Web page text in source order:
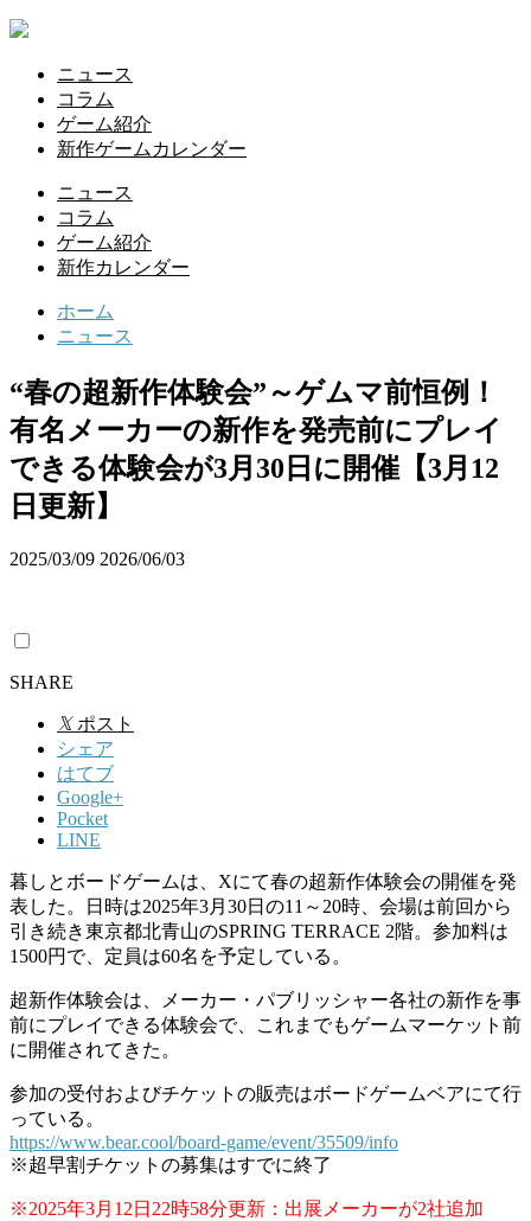
ニュース
コラム
ゲーム紹介
新作ゲームカレンダー
ニュース
コラム
ゲーム紹介
新作カレンダー
ホーム
ニュース
“春の超新作体験会”～ゲムマ前恒例！
有名メーカーの新作を発売前にプレイ
できる体験会が3月30日に開催【3月12
日更新】
2025/03/09 2026/06/03
SHARE
𝕏 ポスト
シェア
はてブ
Google+
Pocket
LINE
暮しとボードゲームは、Xにて春の超新作体験会の開催を発
表した。日時は2025年3月30日の11～20時、会場は前回から
引き続き東京都北青山のSPRING TERRACE 2階。参加料は
1500円で、定員は60名を予定している。
超新作体験会は、メーカー・パブリッシャー各社の新作を事
前にプレイできる体験会で、これまでもゲームマーケット前
に開催されてきた。
参加の受付およびチケットの販売はボードゲームベアにて行
っている。
https://www.bear.cool/board-game/event/35509/info
※超早割チケットの募集はすでに終了
※2025年3月12日22時58分更新：出展メーカーが2社追加